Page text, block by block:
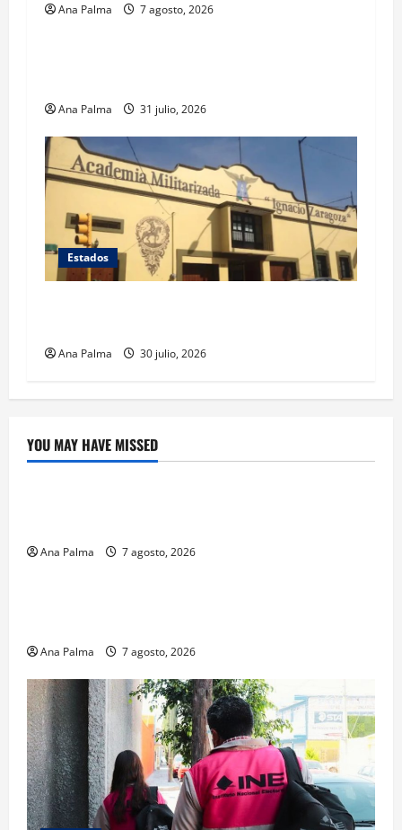
Ana Palma 7 agosto, 2026
Estados
Ana Palma 31 julio, 2026
Estados
Ana Palma 30 julio, 2026
YOU MAY HAVE MISSED
Crítica de Cine
Ana Palma 7 agosto, 2026
Educación
Ana Palma 7 agosto, 2026